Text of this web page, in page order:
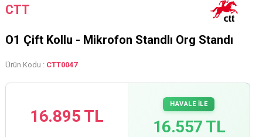
CTT
O1 Çift Kollu - Mikrofon Standlı Org Standı
Ürün Kodu : CTT0047
16.895 TL
HAVALE İLE
16.557 TL